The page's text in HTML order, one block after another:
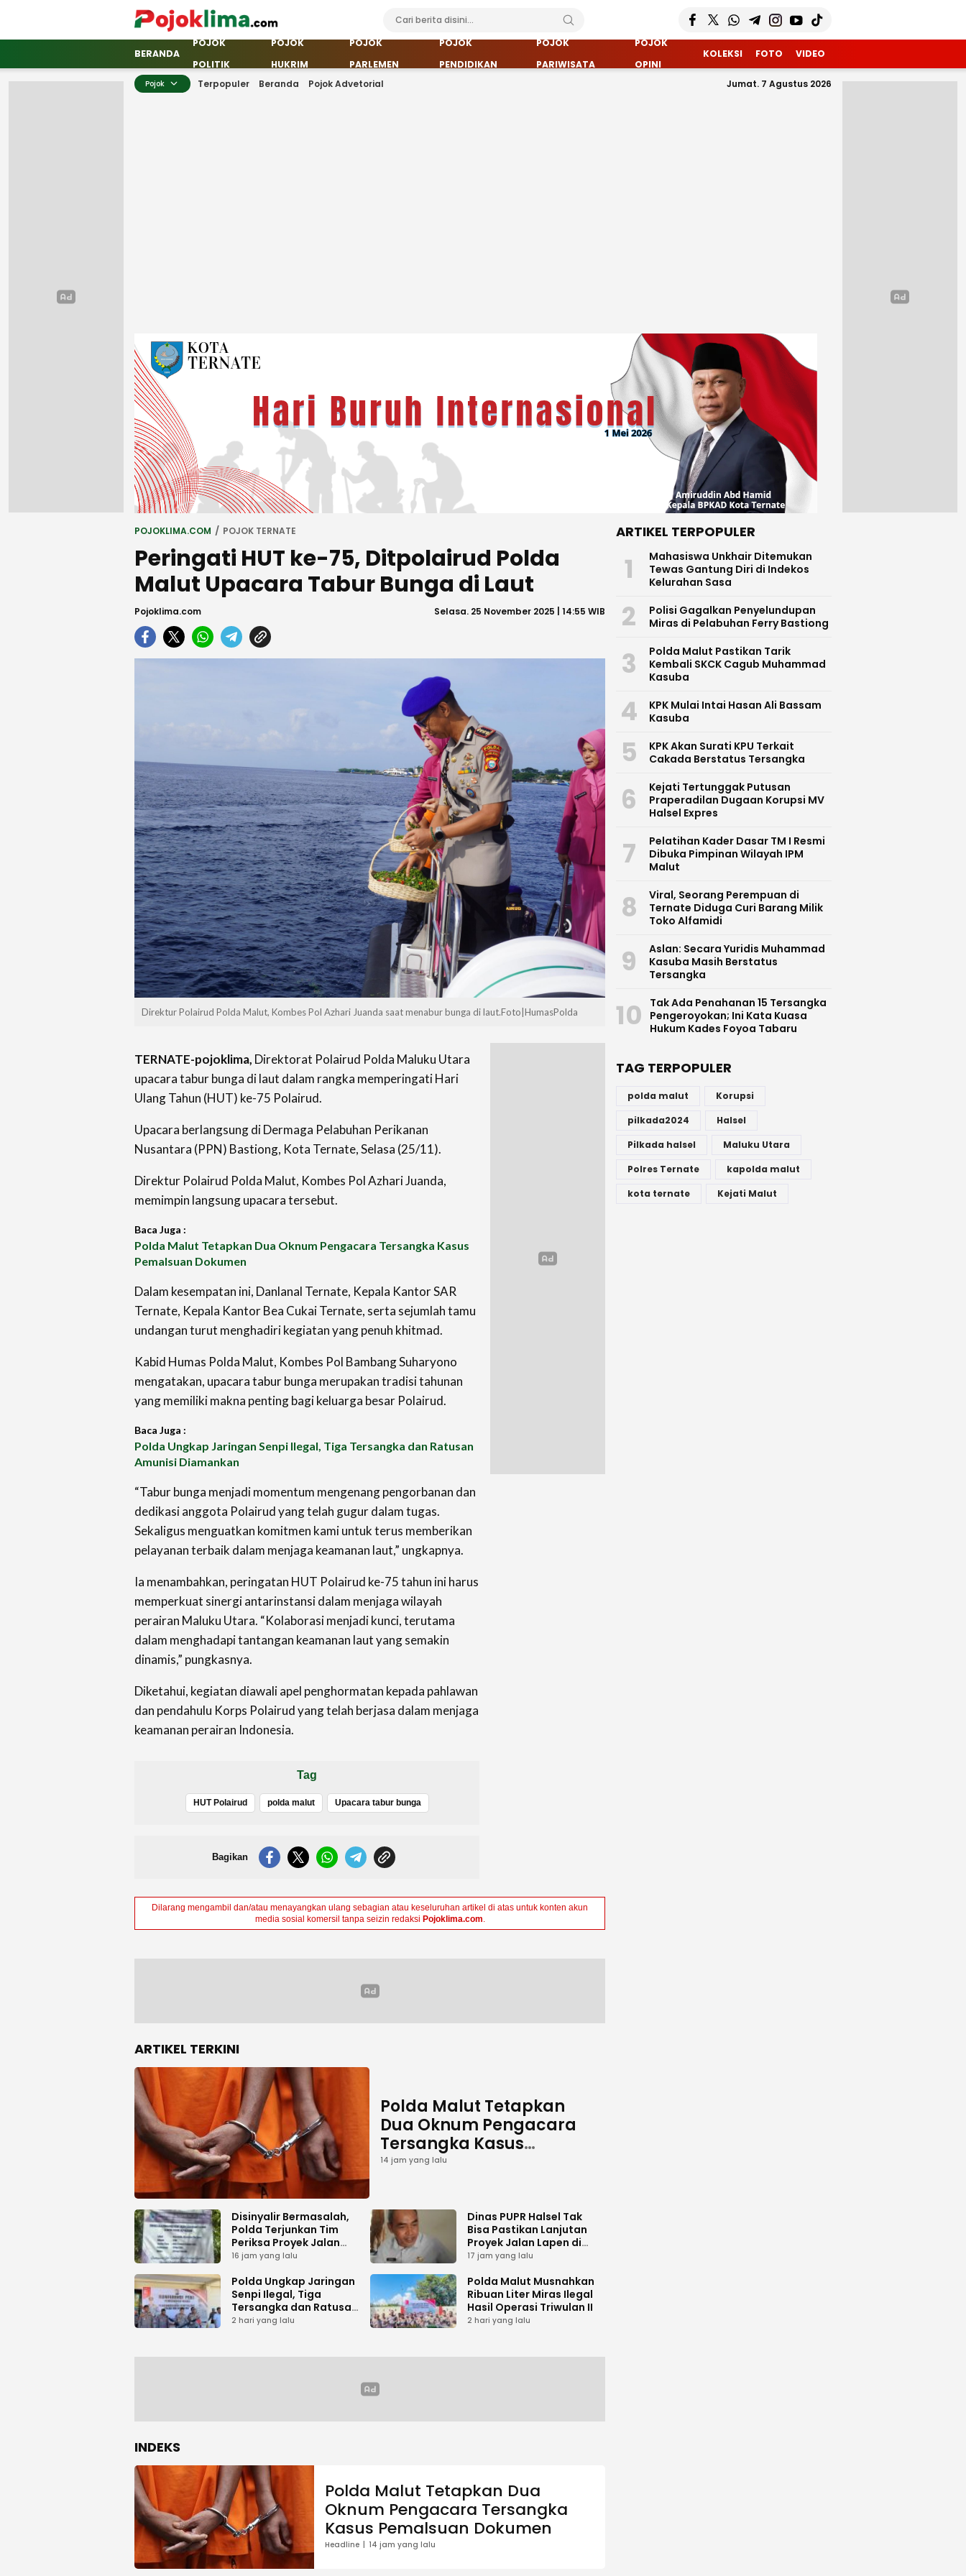
pojoklima.com
Mojokin
BERANDA
POJOK
POLITIK
POJOK
HUKRIM
POJOK
PARLEMEN
POJOK
PENDIDIKAN
POJOK
PARIWISATA
POJOK
OPINI
KOLEKSI FOTO VIDEO
Pojok Terpopuler Beranda Pojok Advetorial Jumat. 7 Agustus 2026
POJOKLIMA.COM POJOK TERNATE
Peringati HUT ke-75, Ditpolairud Polda
Malut Upacara Tabur Bunga di Laut
Pojoklima.com Selasa. 25 November 2025 | 14:55 WIB
Direktur Polairud Polda Malut, Kombes Pol Azhari Juanda saat menabur bunga di laut.Foto|HumasPolda
TERNATE-pojoklima, Direktorat Polairud Polda Maluku Utara
upacara tabur bunga di laut dalam rangka memperingati Hari
Ulang Tahun (HUT) ke-75 Polairud.
Upacara berlangsung di Dermaga Pelabuhan Perikanan
Nusantara (PPN) Bastiong, Kota Ternate, Selasa (25/11).
Direktur Polairud Polda Malut, Kombes Pol Azhari Juanda,
memimpin langsung upacara tersebut.
Baca Juga :
Polda Malut Tetapkan Dua Oknum Pengacara Tersangka Kasus
Pemalsuan Dokumen
Dalam kesempatan ini, Danlanal Ternate, Kepala Kantor SAR
Ternate, Kepala Kantor Bea Cukai Ternate, serta sejumlah tamu
undangan turut menghadiri kegiatan yang penuh khitmad.
Kabid Humas Polda Malut, Kombes Pol Bambang Suharyono
mengatakan, upacara tabur bunga merupakan tradisi tahunan
yang memiliki makna penting bagi keluarga besar Polairud.
Baca Juga :
Polda Ungkap Jaringan Senpi Ilegal, Tiga Tersangka dan Ratusan
Amunisi Diamankan
“Tabur bunga menjadi momentum mengenang pengorbanan dan
dedikasi anggota Polairud yang telah gugur dalam tugas.
Sekaligus menguatkan komitmen kami untuk terus memberikan
pelayanan terbaik dalam menjaga keamanan laut,” ungkapnya.
Ia menambahkan, peringatan HUT Polairud ke-75 tahun ini harus
memperkuat sinergi antarinstansi dalam menjaga wilayah
perairan Maluku Utara. “Kolaborasi menjadi kunci, terutama
dalam menghadapi tantangan keamanan laut yang semakin
dinamis,” pungkasnya.
Diketahui, kegiatan diawali apel penghormatan kepada pahlawan
dan pendahulu Korps Polairud yang telah berjasa dalam menjaga
keamanan perairan Indonesia.
Tag
HUT Polairud polda malut Upacara tabur bunga
Bagikan
Dilarang mengambil dan/atau menayangkan ulang sebagian atau keseluruhan artikel di atas untuk konten akun
media sosial komersil tanpa seizin redaksi Pojoklima.com
ARTIKEL TERKINI
Polda Malut Tetapkan
Dua Oknum Pengacara
Tersangka Kasus
Pemalsuan Dokumen
14 jam yang lalu
Disinyalir Bermasalah,
Polda Terjunkan Tim
Periksa Proyek Jalan
Tani di Galala
16 jam yang lalu
Dinas PUPR Halsel Tak
Bisa Pastikan Lanjutan
Proyek Jalan Lapen di
Desa Sambiki
17 jam yang lalu
Polda Ungkap Jaringan
Senpi Ilegal, Tiga
Tersangka dan Ratusan
Amunisi Diamankan
2 hari yang lalu
Polda Malut Musnahkan
Ribuan Liter Miras Ilegal
Hasil Operasi Triwulan II
2 hari yang lalu
INDEKS
Polda Malut Tetapkan Dua
Oknum Pengacara Tersangka
Kasus Pemalsuan Dokumen
Headline 14 jam yang lalu
ARTIKEL TERPOPULER
1
Mahasiswa Unkhair Ditemukan
Tewas Gantung Diri di Indekos
Kelurahan Sasa
2
Polisi Gagalkan Penyelundupan
Miras di Pelabuhan Ferry Bastiong
3
Polda Malut Pastikan Tarik
Kembali SKCK Cagub Muhammad
Kasuba
4
KPK Mulai Intai Hasan Ali Bassam
Kasuba
5
KPK Akan Surati KPU Terkait
Cakada Berstatus Tersangka
6
Kejati Tertunggak Putusan
Praperadilan Dugaan Korupsi MV
Halsel Expres
7
Pelatihan Kader Dasar TM I Resmi
Dibuka Pimpinan Wilayah IPM
Malut
8
Viral, Seorang Perempuan di
Ternate Diduga Curi Barang Milik
Toko Alfamidi
9
Aslan: Secara Yuridis Muhammad
Kasuba Masih Berstatus
Tersangka
10
Tak Ada Penahanan 15 Tersangka
Pengeroyokan; Ini Kata Kuasa
Hukum Kades Foyoa Tabaru
TAG TERPOPULER
polda malut
Korupsi
pilkada2024
Halsel
Pilkada halsel
Maluku Utara
Polres Ternate
kapolda malut
kota ternate
Kejati Malut